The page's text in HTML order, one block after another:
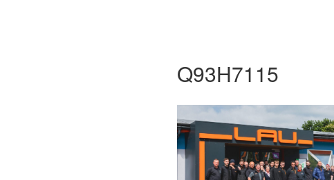
Q93H7115